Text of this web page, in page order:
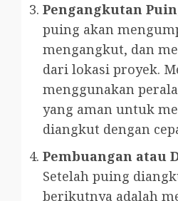
Pengangkutan
puing akan
mengangkut, dan
dari lokasi proyek.
menggunakan
yang aman untuk
diangkut dengan
Pembuangan atau
Setelah puing
berikutnya adalah